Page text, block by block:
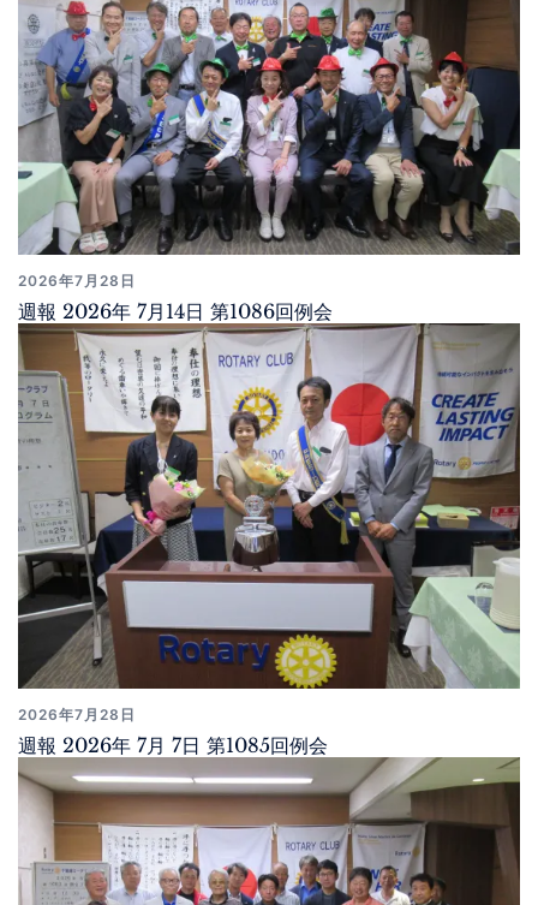
2026年7月28日
週報 2026年 7月14日 第1086回例会
2026年7月28日
週報 2026年 7月 7日 第1085回例会